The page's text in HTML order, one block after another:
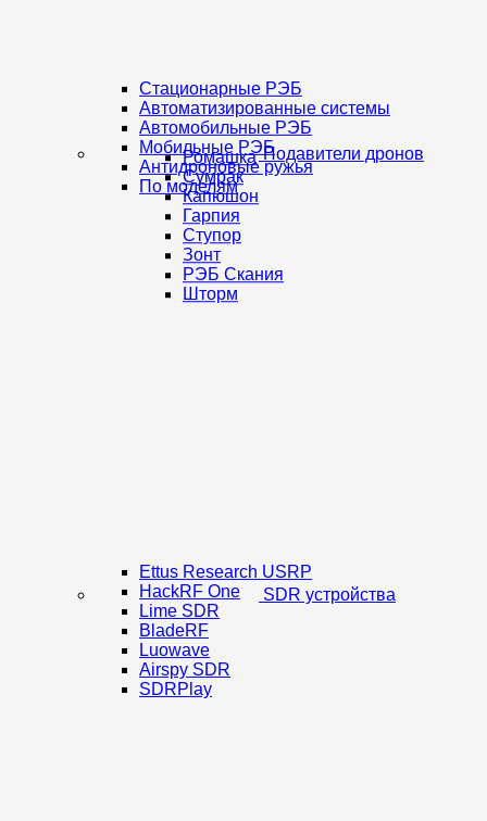
Подавители дронов
Стационарные РЭБ
Автоматизированные системы
Автомобильные РЭБ
Мобильные РЭБ
Антидроновые ружья
По моделям
Ромашка
Сумрак
Капюшон
Гарпия
Ступор
Зонт
РЭБ Скания
Шторм
SDR устройства
Ettus Research USRP
HackRF One
Lime SDR
BladeRF
Luowave
Airspy SDR
SDRPlay